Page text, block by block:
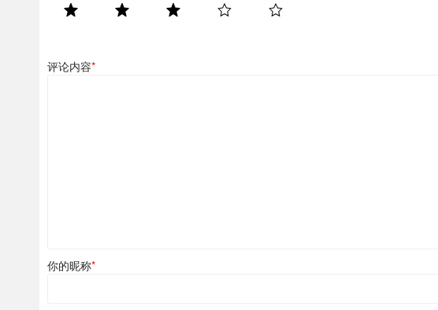
评论内容*
你的昵称*